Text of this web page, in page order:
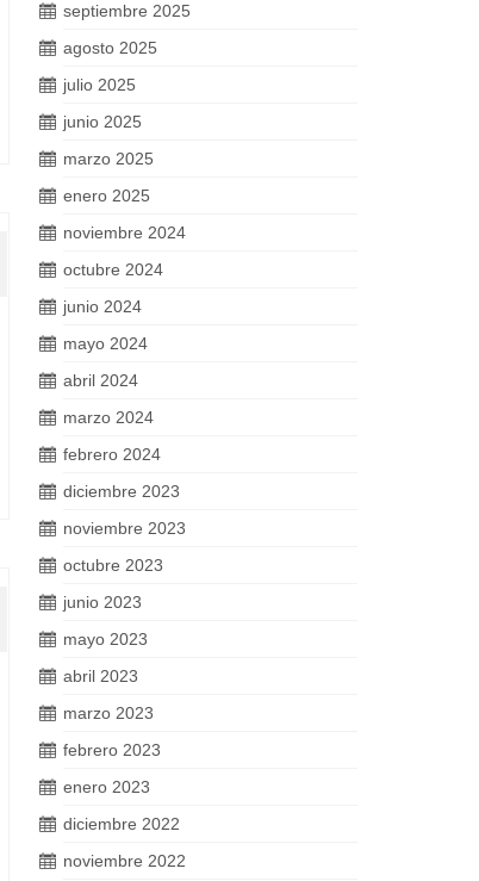
septiembre 2025
agosto 2025
julio 2025
junio 2025
marzo 2025
enero 2025
noviembre 2024
octubre 2024
junio 2024
mayo 2024
abril 2024
marzo 2024
febrero 2024
diciembre 2023
noviembre 2023
octubre 2023
junio 2023
mayo 2023
abril 2023
marzo 2023
febrero 2023
enero 2023
diciembre 2022
noviembre 2022